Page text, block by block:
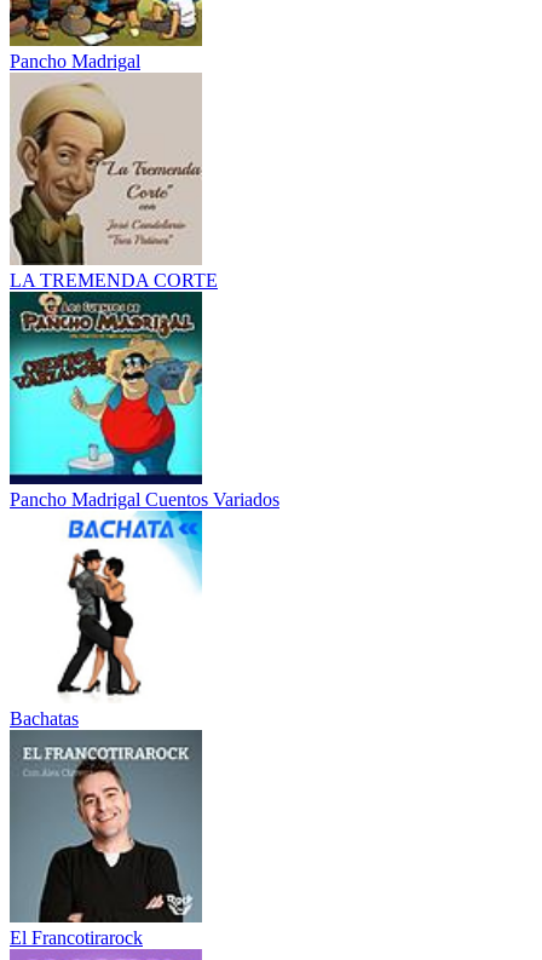
Pancho Madrigal
LA TREMENDA CORTE
Pancho Madrigal Cuentos Variados
Bachatas
El Francotirarock